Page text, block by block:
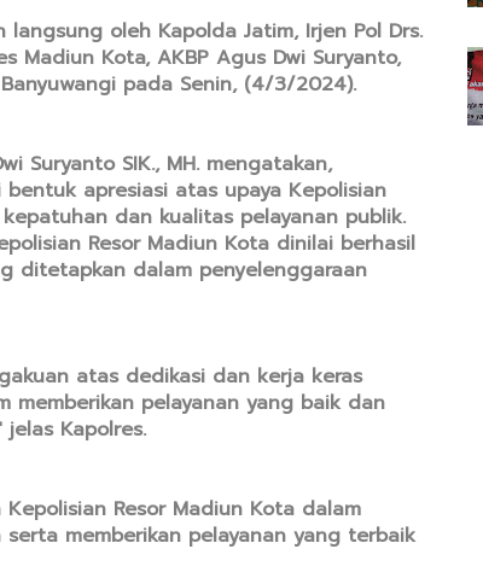
oleh Kapolda Jatim, Irjen Pol Drs.
Madiun Kota, AKBP Agus Dwi Suryanto,
pada Senin, (4/3/2024).
Suryanto SIK., MH. mengatakan,
apresiasi atas upaya Kepolisian
dan kualitas pelayanan publik.
Resor Madiun Kota dinilai berhasil
ditetapkan dalam penyelenggaraan
atas dedikasi dan kerja keras
memberikan pelayanan yang baik dan
Kapolres.
Resor Madiun Kota dalam
memberikan pelayanan yang terbaik